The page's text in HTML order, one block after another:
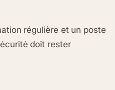
régulière et un poste
doit rester